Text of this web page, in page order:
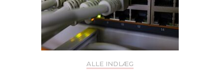
ALLE INDLÆG